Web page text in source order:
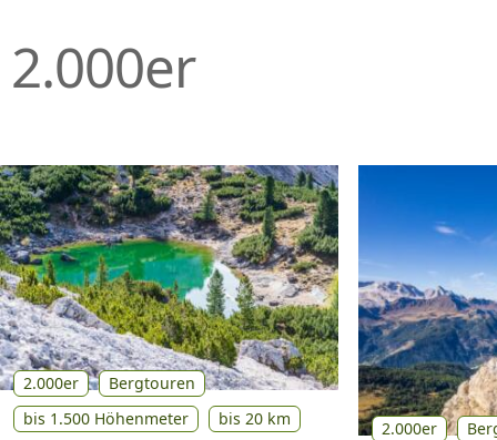
R
E
N
2.000er
2.000er
Bergtouren
bis 1.500 Höhenmeter
bis 20 km
2.000er